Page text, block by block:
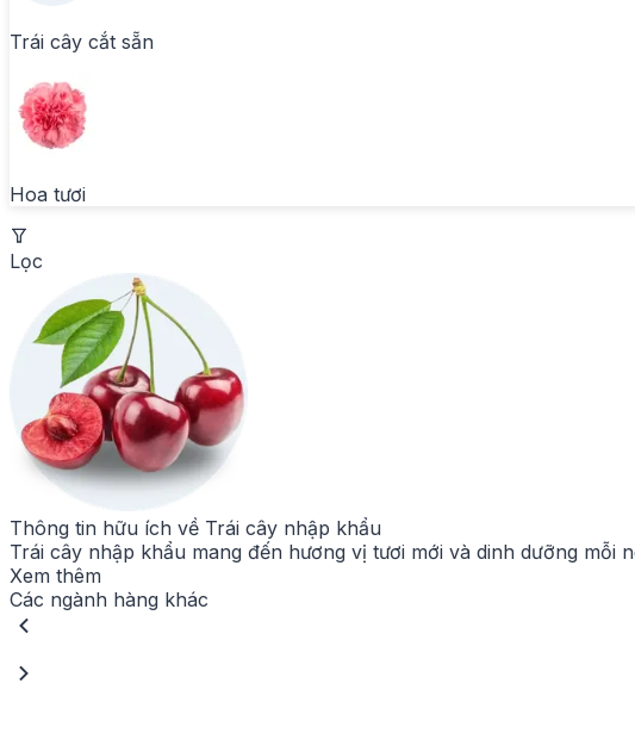
Trái cây cắt sẵn
Hoa tươi
Lọc
Thông tin hữu ích về Trái cây nhập khẩu
Trái cây nhập khẩu mang đến hương vị tươi mới và dinh dưỡng
Xem thêm
Các ngành hàng khác